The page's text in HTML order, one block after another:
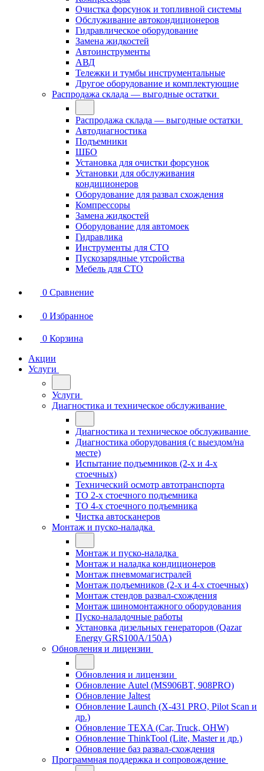
Очистка форсунок и топливной системы
Обслуживание автокондиционеров
Гидравлическое оборудование
Замена жидкостей
Автоинструменты
АВД
Тележки и тумбы инструментальные
Другое оборудование и комплектующие
Распродажа склада — выгодные остатки
Распродажа склада — выгодные остатки
Автодиагностика
Подъемники
ШБО
Установка для очистки форсунок
Установки для обслуживания
кондиционеров
Оборудование для развал схождения
Компрессоры
Замена жидкостей
Оборудование для автомоек
Гидравлика
Инструменты для СТО
Пускозарядные утсройства
Мебель для СТО
0 Сравнение
0 Избранное
0 Корзина
Акции
Услуги
Услуги
Диагностика и техническое обслуживание
Диагностика и техническое обслуживание
Диагностика оборудования (с выездом/на
месте)
Испытание подъемников (2-х и 4-х
стоечных)
Технический осмотр автотранспорта
ТО 2-х стоечного подъемника
ТО 4-х стоечного подъемника
Чистка автосканеров
Монтаж и пуско-наладка
Монтаж и пуско-наладка
Монтаж и наладка кондиционеров
Монтаж пневмомагистралей
Монтаж подъемников (2-х и 4-х стоечных)
Монтаж стендов развал-схождения
Монтаж шиномонтажного оборудования
Пуско-наладочные работы
Установка дизельных генераторов (Qazar
Energy GRS100A/150A)
Обновления и лицензии
Обновления и лицензии
Обновление Autel (MS906BT, 908PRO)
Обновление Jaltest
Обновление Launch (X-431 PRO, Pilot Scan и
др.)
Обновление TEXA (Car, Truck, OHW)
Обновление ThinkTool (Lite, Master и др.)
Обновление баз развал-схождения
Программная поддержка и сопровождение